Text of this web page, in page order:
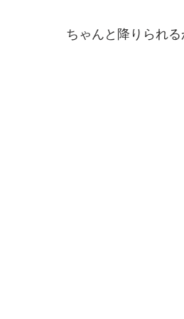
ちゃんと降りられ